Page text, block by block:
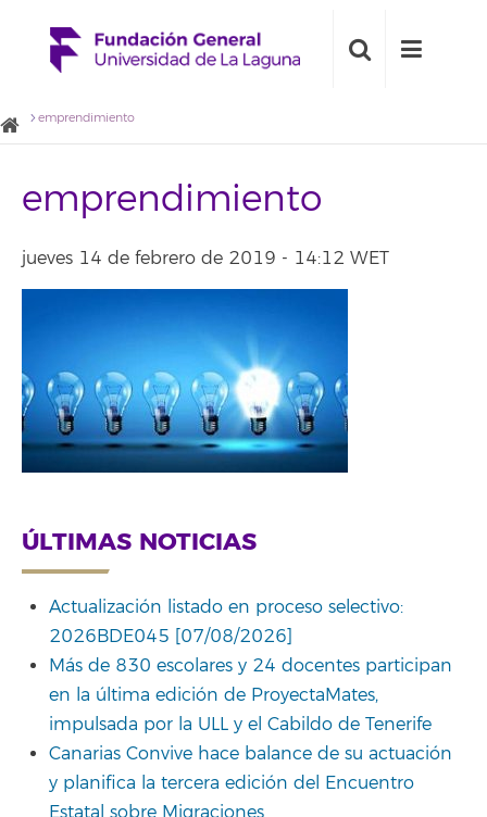
emprendimiento
emprendimiento
jueves 14 de febrero de 2019 - 14:12 WET
ÚLTIMAS NOTICIAS
Actualización listado en proceso selectivo:
2026BDE045 [07/08/2026]
Más de 830 escolares y 24 docentes participan
en la última edición de ProyectaMates,
impulsada por la ULL y el Cabildo de Tenerife
Canarias Convive hace balance de su actuación
y planifica la tercera edición del Encuentro
Estatal sobre Migraciones